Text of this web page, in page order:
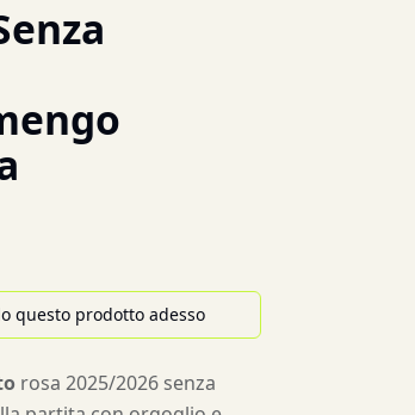
questo prodotto adesso
rosa 2025/2026 senza